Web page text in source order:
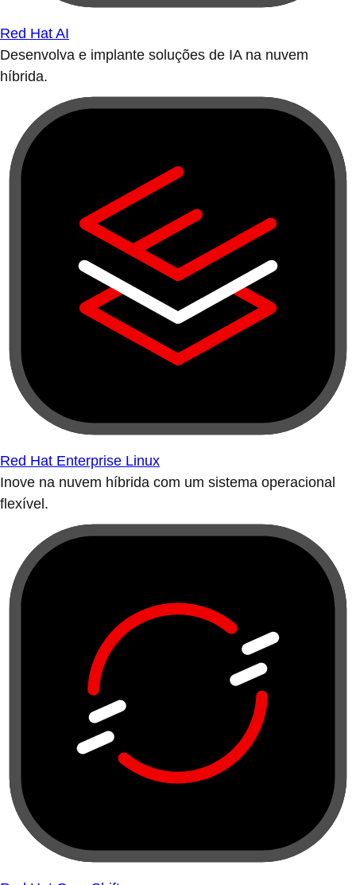
Red Hat AI
Desenvolva e implante soluções de IA na nuvem
híbrida.
Red Hat Enterprise Linux
Inove na nuvem híbrida com um sistema operacional
flexível.